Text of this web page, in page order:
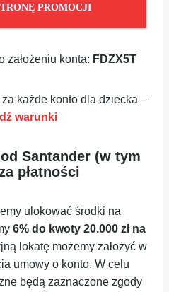
PROMOCJI
założeniu konta: FDZX5T
za każde konto dla dziecka –
warunki
Santander (w tym
płatności
ulokować środki na
6% do kwoty 20.000 zł na
lokatę możemy założyć w
umowy o konto. W celu
będą zaznaczone zgody